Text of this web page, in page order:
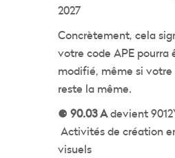
2027
Concrètement, cela
votre code APE pourra
modifié, même si
reste la même.
⚈ 90.03 Adevient
Activités de création
visuels